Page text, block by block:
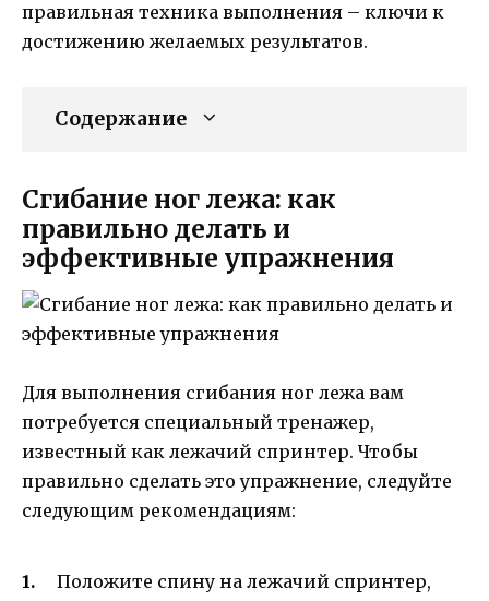
правильная техника выполнения – ключи к
достижению желаемых результатов.
Содержание
Сгибание ног лежа: как
правильно делать и
эффективные упражнения
Для выполнения сгибания ног лежа вам
потребуется специальный тренажер,
известный как лежачий спринтер. Чтобы
правильно сделать это упражнение, следуйте
следующим рекомендациям:
Положите спину на лежачий спринтер,